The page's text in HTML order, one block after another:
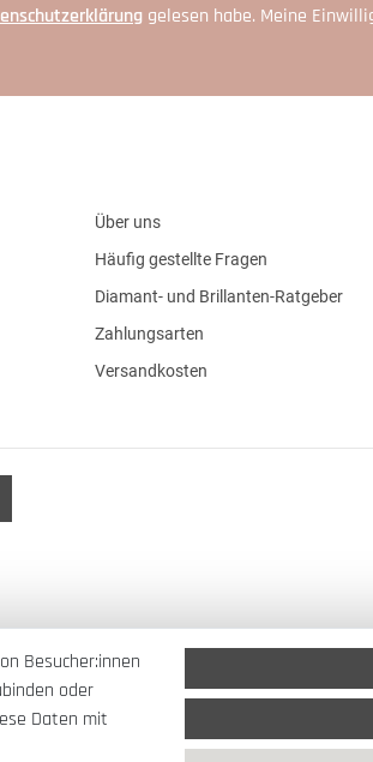
gelesen habe. Meine
Über uns
Häufig gestellte Fragen
Diamant- und Brillanten-Ratgeber
Zahlungsarten
Versandkosten
Besucher:innen
oder
Daten mit